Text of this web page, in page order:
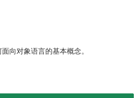
向对象语言的基本概念。